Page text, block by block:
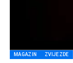
MAGAZIN ZVIJEZDE